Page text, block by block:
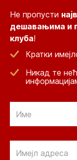
Не пропусти
дешавањима и
клуба!
Кратки
Никад те